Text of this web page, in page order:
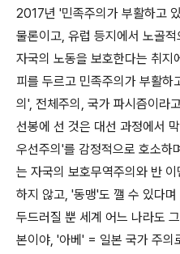
2017년 '민족주의가 부활하고
물론이고, 유럽 등지에서 노골
자국의 노동을 보호한다는 취지
피를 두르고 민족주의가 부활하
의', 전체주의, 국가 파시즘이라
선봉에 선 것은 대선 과정에서
우선주의'를 감정적으로 호소하
는 자국의 보호무역주의와 반
하지 않고, '동맹'도 깰 수 있다
두드러질 뿐 세계 어느 나라도
본이야, '아베' = 일본 국가 주의